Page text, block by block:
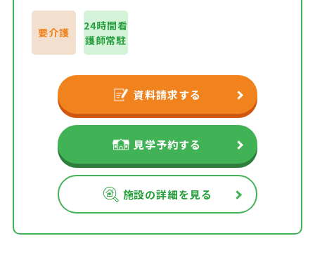
要介護
24時間看
護師常駐
資料請求する
見学予約する
施設の詳細を見る